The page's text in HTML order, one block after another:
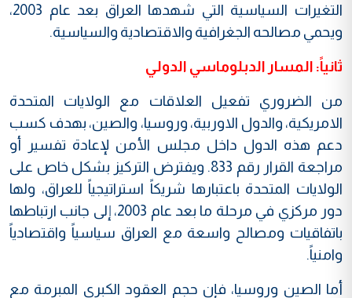
التغيرات السياسية التي شهدها العراق بعد عام 2003،
ويحمي مصالحه الجغرافية والاقتصادية والسياسية.
ثانياً: المسار الدبلوماسي الدولي
من الضروري تفعيل العلاقات مع الولايات المتحدة
الامريكية، والدول الاوربية، وروسيا، والصين، بهدف كسب
دعم هذه الدول داخل مجلس الأمن لإعادة تفسير أو
مراجعة القرار رقم 833. ويفترض التركيز بشكل خاص على
الولايات المتحدة باعتبارها شريكاً استراتيجياً للعراق، ولها
دور مركزي في مرحلة ما بعد عام 2003، إلى جانب ارتباطها
باتفاقيات ومصالح واسعة مع العراق سياسياً واقتصادياً
وامنياً.
أما الصين وروسيا، فإن حجم العقود الكبرى المبرمة مع